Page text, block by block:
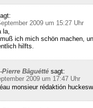
2009 um 15:27 Uhr
la,
ich mich schön machen,
hilfts.
Pierre Bâguétté sagt:
2009 um 17:47 Uhr
monsieur rédaktión